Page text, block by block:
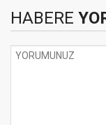
HABERE